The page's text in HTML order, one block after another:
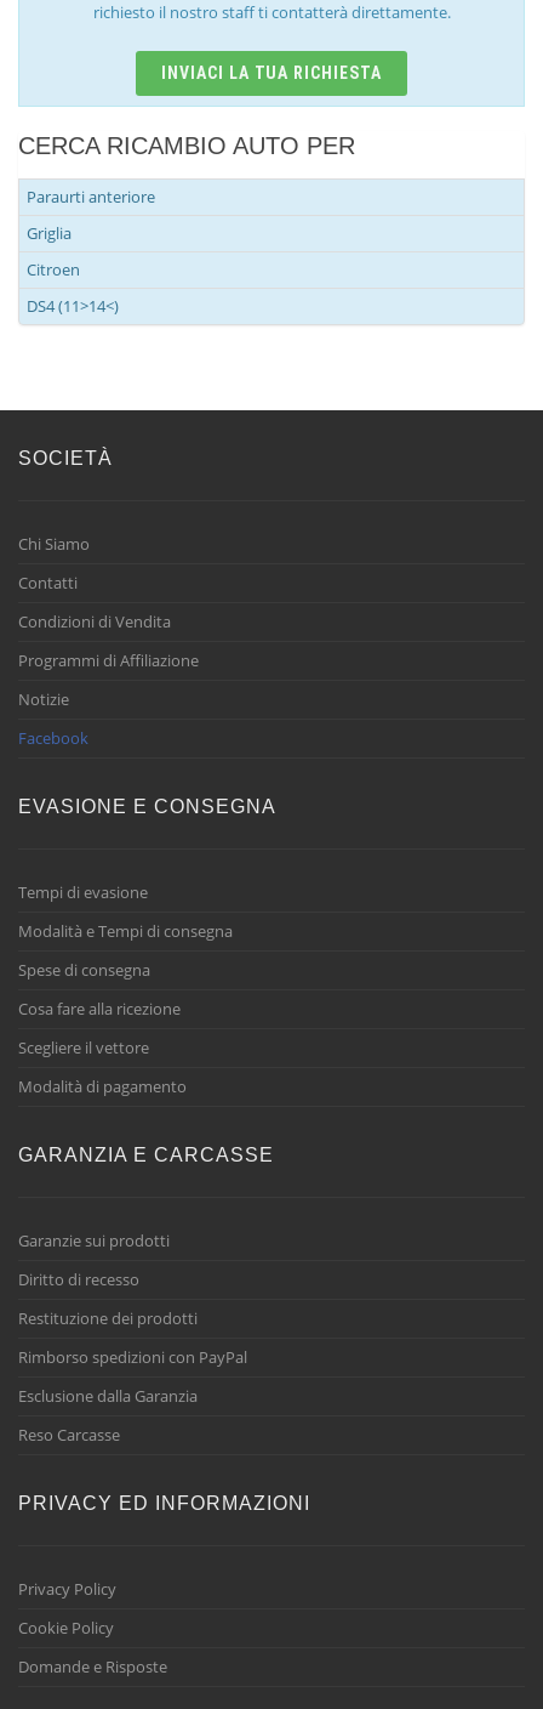
richiesto il nostro staff ti contatterà direttamente.
INVIACI LA TUA RICHIESTA
CERCA RICAMBIO AUTO PER
Paraurti anteriore
Griglia
Citroen
DS4 (11>14<)
SOCIETÀ
Chi Siamo
Contatti
Condizioni di Vendita
Programmi di Affiliazione
Notizie
Facebook
EVASIONE E CONSEGNA
Tempi di evasione
Modalità e Tempi di consegna
Spese di consegna
Cosa fare alla ricezione
Scegliere il vettore
Modalità di pagamento
GARANZIA E CARCASSE
Garanzie sui prodotti
Diritto di recesso
Restituzione dei prodotti
Rimborso spedizioni con PayPal
Esclusione dalla Garanzia
Reso Carcasse
PRIVACY ED INFORMAZIONI
Privacy Policy
Cookie Policy
Domande e Risposte